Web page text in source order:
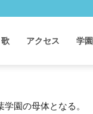
アクセス 学
園の母体となる。